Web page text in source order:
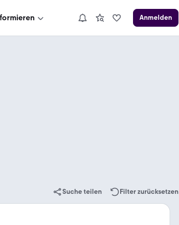
Anmelden
Suche teilen Filter zurücksetzen